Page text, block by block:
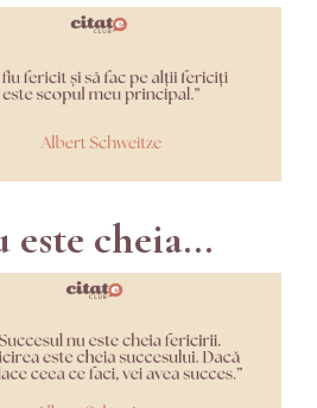
este cheia...